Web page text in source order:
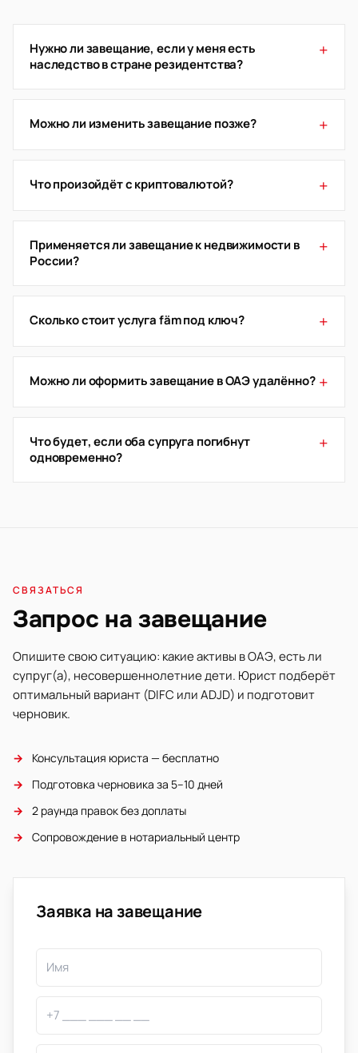
Нужно ли завещание, если у меня есть
наследство в стране резидентства?
+
Можно ли изменить завещание позже? +
Что произойдёт с криптовалютой? +
Применяется ли завещание к недвижимости в
России?
+
Сколько стоит услуга fäm под ключ? +
Можно ли оформить завещание в ОАЭ удалённо? +
Что будет, если оба супруга погибнут
одновременно?
+
СВЯЗАТЬСЯ
Запрос на завещание
Опишите свою ситуацию: какие активы в ОАЭ, есть ли
супруг(а), несовершеннолетние дети. Юрист подберёт
оптимальный вариант (DIFC или ADJD) и подготовит
черновик.
→
Консультация юриста — бесплатно
→
Подготовка черновика за 5–10 дней
→
2 раунда правок без доплаты
→
Сопровождение в нотариальный центр
Заявка на завещание